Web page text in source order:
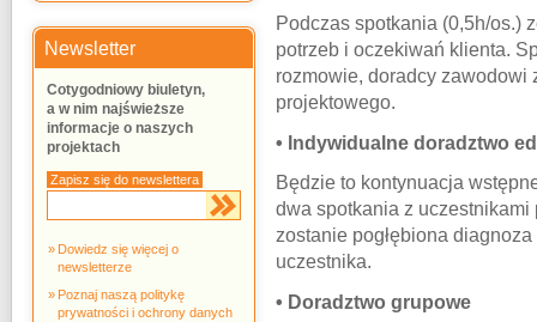
Podczas spotkania (0,5h/os.)
potrzeb i oczekiwań klienta.
rozmowie, doradcy
projektowego.
• Indywidualne doradztwo
Będzie to kontynuacja
dwa spotkania z uczestnikami
zostanie pogłębiona
uczestnika.
• Doradztwo grupowe
Newsletter
Cotygodniowy biuletyn,
a w nim najświeższe
informacje o naszych
projektach
Zapisz się do newslettera
Dowiedz się więcej o
newsletterze
Poznaj naszą politykę
prywatności i ochrony danych